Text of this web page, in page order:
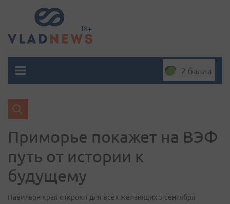
2 балла
Приморье покажет на ВЭФ
путь от истории к
будущему
Павильон края откроют для всех желающих 5 сентября